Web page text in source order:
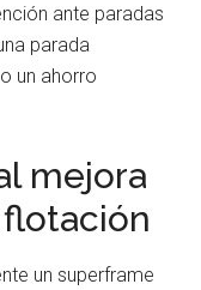
ante paradas
parada
un ahorro
mejora
un superframe